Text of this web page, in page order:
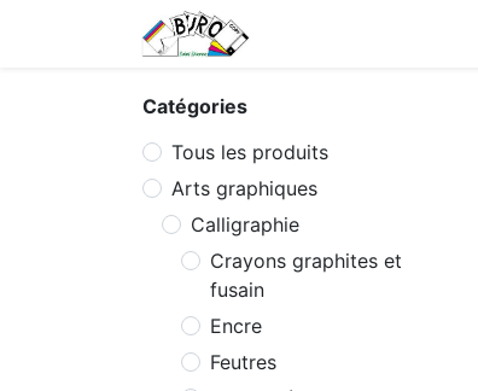
Catégories
Tous les produits
Arts graphiques
Calligraphie
Crayons graphites et
fusain
Encre
Feutres